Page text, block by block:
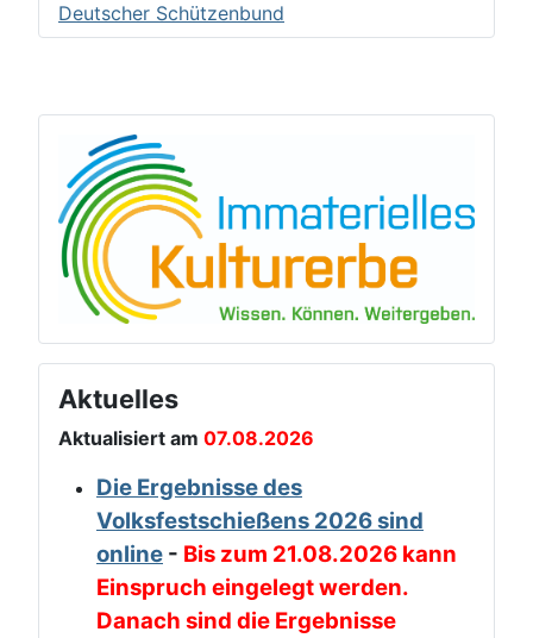
Aktuelles
Aktualisiert am 07.08.2026
Die Ergebnisse des
Volksfestschießens 2026 sind
online - Bis zum 21.08.2026 kann
Einspruch eingelegt werden.
Danach sind die Ergebnisse
Deutscher Schützenbund